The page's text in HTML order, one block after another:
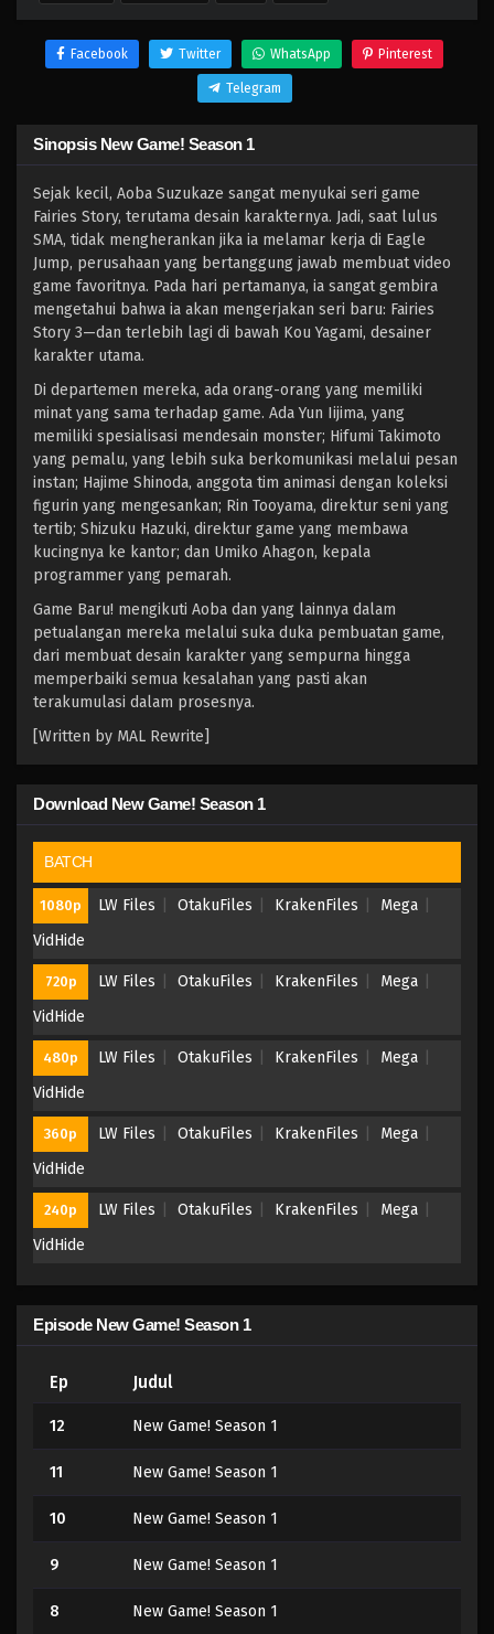
Facebook Twitter WhatsApp Pinterest
Telegram
Sinopsis New Game! Season 1
Sejak kecil, Aoba Suzukaze sangat menyukai seri game
Fairies Story, terutama desain karakternya. Jadi, saat lulus
SMA, tidak mengherankan jika ia melamar kerja di Eagle
Jump, perusahaan yang bertanggung jawab membuat video
game favoritnya. Pada hari pertamanya, ia sangat gembira
mengetahui bahwa ia akan mengerjakan seri baru: Fairies
Story 3—dan terlebih lagi di bawah Kou Yagami, desainer
karakter utama.
Di departemen mereka, ada orang-orang yang memiliki
minat yang sama terhadap game. Ada Yun Iijima, yang
memiliki spesialisasi mendesain monster; Hifumi Takimoto
yang pemalu, yang lebih suka berkomunikasi melalui pesan
instan; Hajime Shinoda, anggota tim animasi dengan koleksi
figurin yang mengesankan; Rin Tooyama, direktur seni yang
tertib; Shizuku Hazuki, direktur game yang membawa
kucingnya ke kantor; dan Umiko Ahagon, kepala
programmer yang pemarah.
Game Baru! mengikuti Aoba dan yang lainnya dalam
petualangan mereka melalui suka duka pembuatan game,
dari membuat desain karakter yang sempurna hingga
memperbaiki semua kesalahan yang pasti akan
terakumulasi dalam prosesnya.
[Written by MAL Rewrite]
Download New Game! Season 1
BATCH
1080p LW Files OtakuFiles KrakenFiles
Mega
VidHide
720p LW Files OtakuFiles KrakenFiles
Mega
VidHide
480p LW Files OtakuFiles KrakenFiles
Mega
VidHide
360p LW Files OtakuFiles KrakenFiles
Mega
VidHide
240p LW Files OtakuFiles KrakenFiles
Mega
VidHide
Episode New Game! Season 1
Ep Judul
12 New Game! Season 1
11 New Game! Season 1
10 New Game! Season 1
9 New Game! Season 1
8 New Game! Season 1